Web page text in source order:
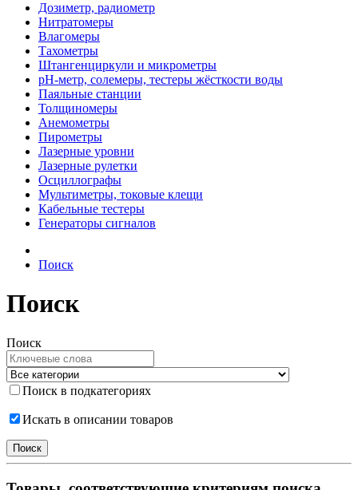
Дозиметр, радиометр
Нитратомеры
Влагомеры
Тахометры
Штангенциркули и микрометры
pH-метр, солемеры, тестеры жёсткости воды
Паяльные станции
Толщиномеры
Анемометры
Пирометры
Лазерные уровни
Лазерные рулетки
Осциллографы
Мультиметры, токовые клещи
Кабельные тестеры
Генераторы сигналов
Поиск
Поиск
Поиск
Поиск в подкатегориях
Искать в описании товаров